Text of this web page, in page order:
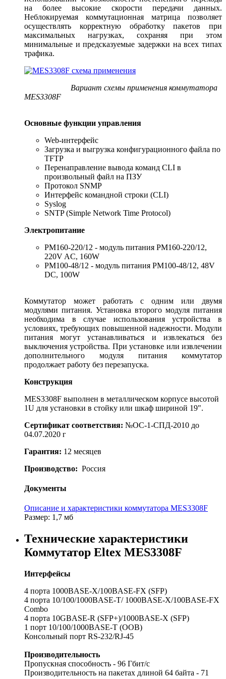
на более высокие скорости передачи данных.
Неблокируемая коммутационная матрица позволяет
осуществлять корректную обработку пакетов при
максимальных нагрузках, сохраняя при этом
минимальные и предсказуемые задержки на всех типах
трафика.
Вариант схемы применения коммутатора
MES3308F
Основные функции управления
Web-интерфейс
Загрузка и выгрузка конфигурационного файла по
TFTP
Перенаправление вывода команд CLI в
произвольный файл на ПЗУ
Протокол SNMP
Интерфейс командной строки (CLI)
Syslog
SNTP (Simple Network Time Protocol)
Электропитание
PM160-220/12 - модуль питания PM160-220/12,
220V AC, 160W
PM100-48/12 - модуль питания PM100-48/12, 48V
DC, 100W
Коммутатор может работать с одним или двумя
модулями питания. Установка второго модуля питания
необходима в случае использования устройства в
условиях, требующих повышенной надежности. Модули
питания могут устанавливаться и извлекаться без
выключения устройства. При установке или извлечении
дополнительного модуля питания коммутатор
продолжает работу без перезапуска.
Конструкция
MES3308F выполнен в металлическом корпусе высотой
1U для установки в стойку или шкаф шириной 19".
Сертификат соответствия: №ОС-1-СПД-2010 до
04.07.2020 г
Гарантия: 12 месяцев
Производство: Россия
Документы
Описание и характеристики коммутатора MES3308F
Размер: 1,7 мб
Технические характеристики
Коммутатор Eltex MES3308F
Интерфейсы
4 порта 1000BASE-X/100BASE-FX (SFP)
4 порта 10/100/1000BASE-T/ 1000BASE-X/100BASE-FX
Combo
4 порта 10GBASE-R (SFP+)/1000BASE-X (SFP)
1 порт 10/100/1000BASE-T (OOB)
Консольный порт RS-232/RJ-45
Производительность
Пропускная способность - 96 Гбит/с
Производительность на пакетах длиной 64 байта - 71